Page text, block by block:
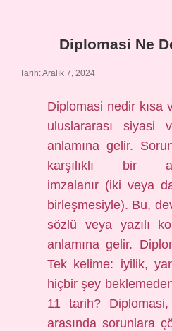
Diplomasi Ne
Tarih: Aralık 7, 2024
Diplomasi nedir kısa
uluslararası siyasi
anlamına gelir.
karşılıklı bir
imzalanır (iki veya
birleşmesiyle). Bu,
sözlü veya yazılı
anlamına gelir.
Tek kelime: iyilik,
hiçbir şey
11 tarih?
arasında sorunlara